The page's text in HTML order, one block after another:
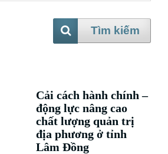
Tìm kiếm
Cải cách hành chính –
động lực nâng cao
chất lượng quản trị
địa phương ở tỉnh
Lâm Đồng